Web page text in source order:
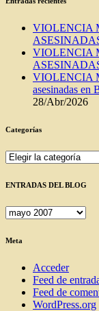
VIOLENCIA
VIOLENCIA
VIOLENCIA
asesinadas en
28/Abr/2026
Categorías
Categorías
ENTRADAS DEL BLOG
ENTRADAS
BLOG
Meta
Acceder
Feed de
Feed de
WordPress.org